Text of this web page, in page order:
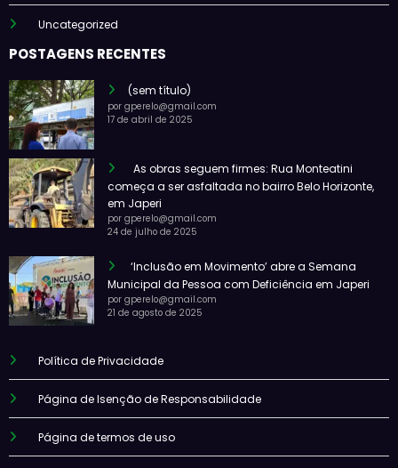
Uncategorized
POSTAGENS RECENTES
(sem título)
por gperelo@gmail.com
17 de abril de 2025
As obras seguem firmes: Rua Monteatini
começa a ser asfaltada no bairro Belo Horizonte,
em Japeri
por gperelo@gmail.com
24 de julho de 2025
‘Inclusão em Movimento’ abre a Semana
Municipal da Pessoa com Deficiência em Japeri
por gperelo@gmail.com
21 de agosto de 2025
Política de Privacidade
Página de Isenção de Responsabilidade
Página de termos de uso